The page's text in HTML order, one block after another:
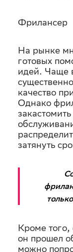
Фрилансер
На рынке
готовых
идей. Чаще
качество
Однако
затянуть
Кроме того,
он прошел
можно